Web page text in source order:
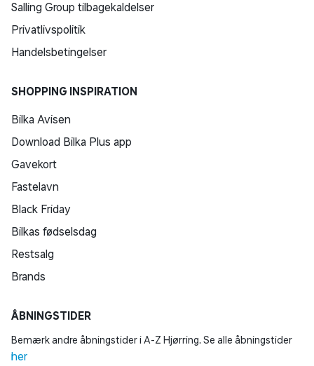
Salling Group tilbagekaldelser
Privatlivspolitik
Handelsbetingelser
SHOPPING INSPIRATION
Bilka Avisen
Download Bilka Plus app
Gavekort
Fastelavn
Black Friday
Bilkas fødselsdag
Restsalg
Brands
ÅBNINGSTIDER
Bemærk andre åbningstider i A-Z Hjørring. Se alle åbningstider
her